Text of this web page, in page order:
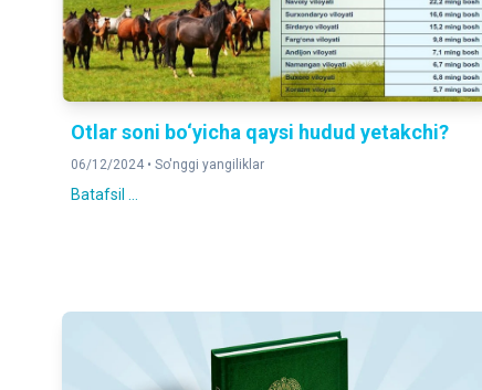
Otlar soni bo‘yicha qaysi hudud yetakchi?
06/12/2024 • So'nggi yangiliklar
Batafsil ...